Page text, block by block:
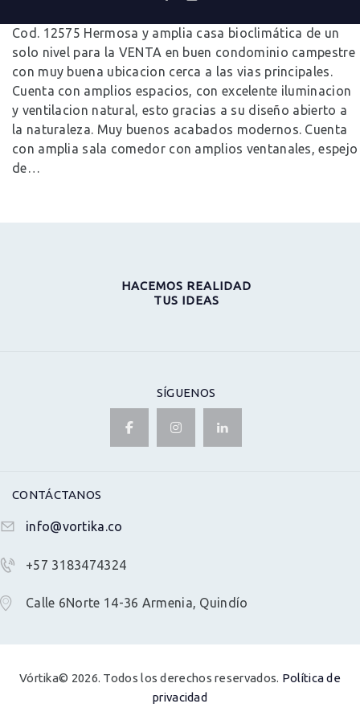
Cod. 12575 Hermosa y amplia casa bioclimática de un
solo nivel para la VENTA en buen condominio campestre
con muy buena ubicacion cerca a las vias principales.
Cuenta con amplios espacios, con excelente iluminacion
y ventilacion natural, esto gracias a su diseño abierto a
la naturaleza. Muy buenos acabados modernos. Cuenta
con amplia sala comedor con amplios ventanales, espejo
de…
HACEMOS REALIDAD
TUS IDEAS
SÍGUENOS
CONTÁCTANOS
info@vortika.co
+57 3183474324
Calle 6Norte 14-36 Armenia, Quindío
Vórtika© 2026. Todos los derechos reservados. Política de
privacidad